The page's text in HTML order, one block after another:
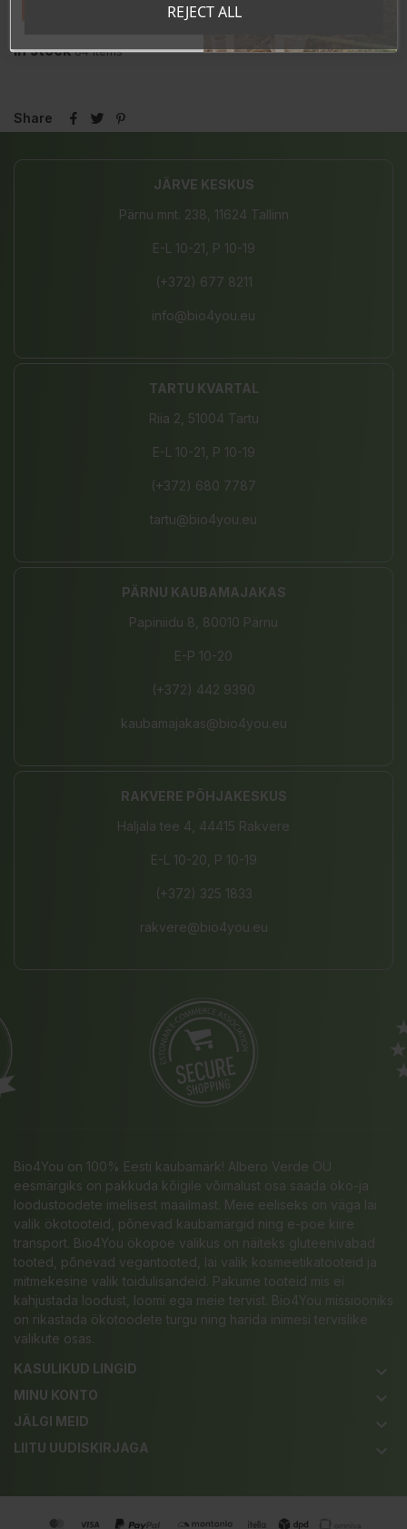
In stock 84 Items
Share
JÄRVE KESKUS
Pärnu mnt. 238, 11624 Tallinn
E-L 10-21, P 10-19
(+372) 677 8211
info@bio4you.eu
TARTU KVARTAL
Riia 2, 51004 Tartu
E-L 10-21, P 10-19
(+372) 680 7787
tartu@bio4you.eu
PÄRNU KAUBAMAJAKAS
Papiniidu 8, 80010 Pärnu
E-P 10-20
(+372) 442 9390
kaubamajakas@bio4you.eu
RAKVERE PÕHJAKESKUS
Haljala tee 4, 44415 Rakvere
E-L 10-20, P 10-19
(+372) 325 1833
rakvere@bio4you.eu
Bio4You on 100% Eesti kaubamärk! Albero Verde OÜ
eesmärgiks on pakkuda kõigile võimalust osa saada öko-ja
loodustoodete imelisest maailmast. Meie eeliseks on väga lai
valik ökotooteid, põnevad kaubamärgid ning e-poe kiire
transport. Bio4You ökopoe valikus on näiteks gluteenivabad
tooted, põnevad vegantooted, lai valik kosmeetikatooteid ja
mitmekesine valik toidulisandeid. Pakume tooteid mis ei
kahjustada loodust, loomi ega meie tervist. Bio4You missiooniks
on rikastada ökotoodete turgu ning harida inimesi tervislike
valikute osas.
KASULIKUD LINGID
keyboard_arrow_down
MINU KONTO keyboard_arrow_down
JÄLGI MEID keyboard_arrow_down
LIITU UUDISKIRJAGA keyboard_arrow_down
REJECT ALL